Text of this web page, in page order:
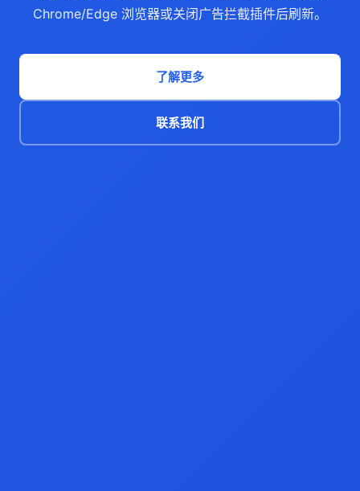
Chrome/Edge 浏览器或关闭广告拦截插件后刷新。
了解更多
联系我们